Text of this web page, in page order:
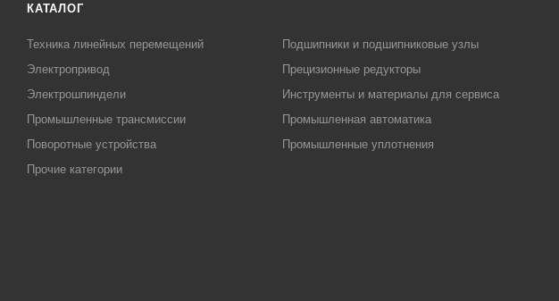
КАТАЛОГ
Техника линейных перемещений
Подшипники и подшипниковые узлы
Электропривод
Прецизионные редукторы
Электрошпиндели
Инструменты и материалы для сервиса
Промышленные трансмиссии
Промышленная автоматика
Поворотные устройства
Промышленные уплотнения
Прочие категории